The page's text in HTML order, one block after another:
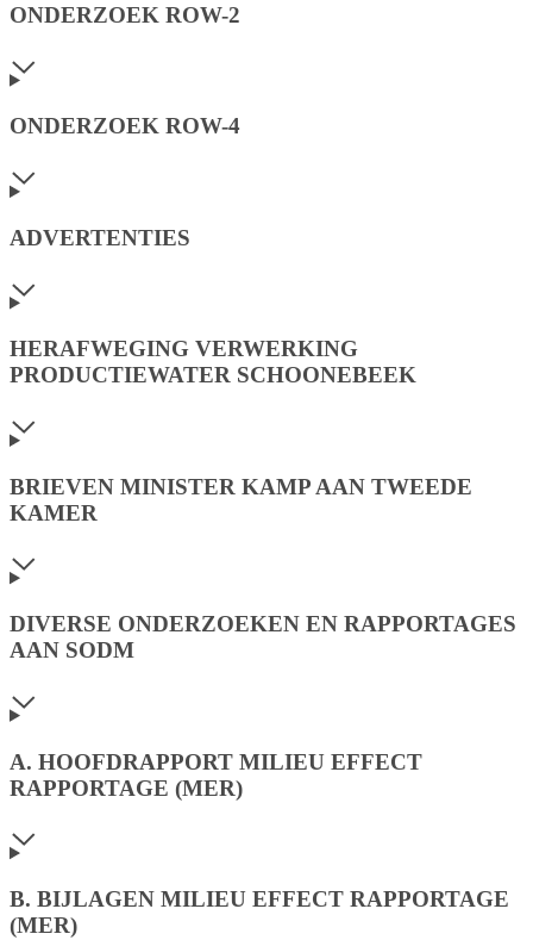
ONDERZOEK ROW-2
ONDERZOEK ROW-4
ADVERTENTIES
HERAFWEGING VERWERKING
PRODUCTIEWATER SCHOONEBEEK
BRIEVEN MINISTER KAMP AAN TWEEDE
KAMER
DIVERSE ONDERZOEKEN EN RAPPORTAGES
AAN SODM
A. HOOFDRAPPORT MILIEU EFFECT
RAPPORTAGE (MER)
B. BIJLAGEN MILIEU EFFECT RAPPORTAGE
(MER)